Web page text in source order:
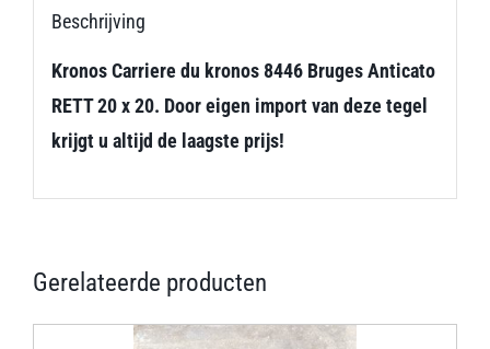
Beschrijving
Kronos Carriere du kronos 8446 Bruges Anticato
RETT 20 x 20. Door eigen import van deze tegel
krijgt u altijd de laagste prijs!
Gerelateerde producten